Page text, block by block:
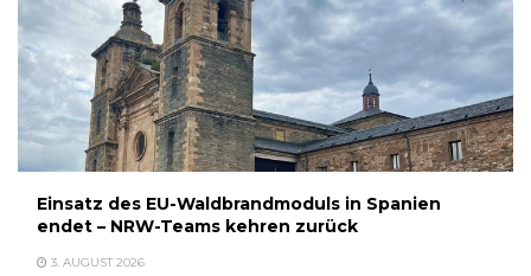
Einsatz des EU-Waldbrandmoduls in Spanien
endet – NRW-Teams kehren zurück
3. AUGUST 2026